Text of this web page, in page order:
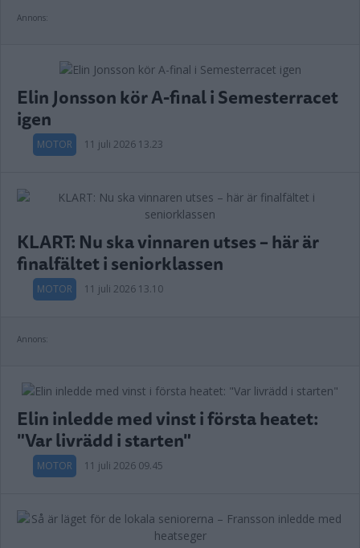
Annons:
Elin Jonsson kör A-final i Semesterracet
igen
MOTOR 11 juli 2026 13.23
KLART: Nu ska vinnaren utses – här är
finalfältet i seniorklassen
MOTOR 11 juli 2026 13.10
Annons:
Elin inledde med vinst i första heatet:
"Var livrädd i starten"
MOTOR 11 juli 2026 09.45